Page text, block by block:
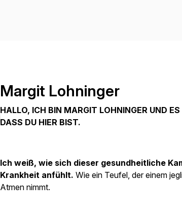
Margit Lohninger
HALLO, ICH BIN MARGIT LOHNINGER UND
DASS DU HIER BIST.
Ich weiß, wie sich dieser gesundheitliche
Krankheit anfühlt. Wie ein Teufel, der einem
Atmen nimmt.